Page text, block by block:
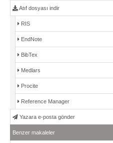
Atıf dosyası indir
RIS
EndNote
BibTex
Medlars
Procite
Reference Manager
Yazara e-posta gönder
Benzer makaleler